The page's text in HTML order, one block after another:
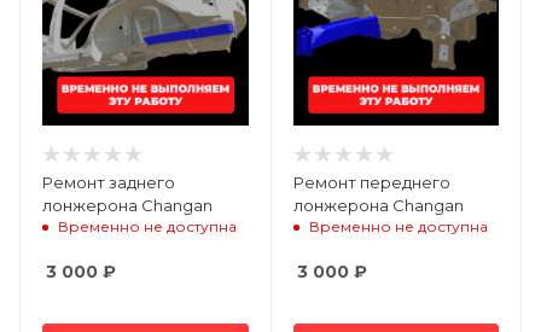
Ремонт заднего
лонжерона Changan
Временно не доступна
3 000 ₽
Ремонт переднего
лонжерона Changan
Временно не доступна
3 000₽